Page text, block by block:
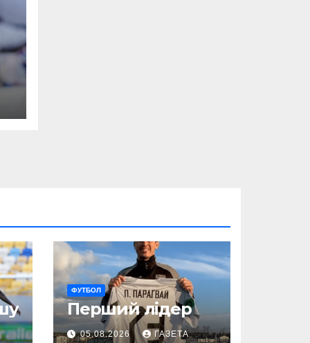
ФУТБОЛ
Перший лідер
05.08.2026 ГАЗЕТА